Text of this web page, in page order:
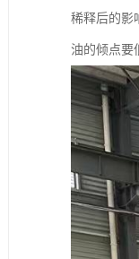
稀释后的影
油的倾点要